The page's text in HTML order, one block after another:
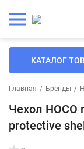
КАТАЛОГ
Главная / Бренды /
Чехол
protective